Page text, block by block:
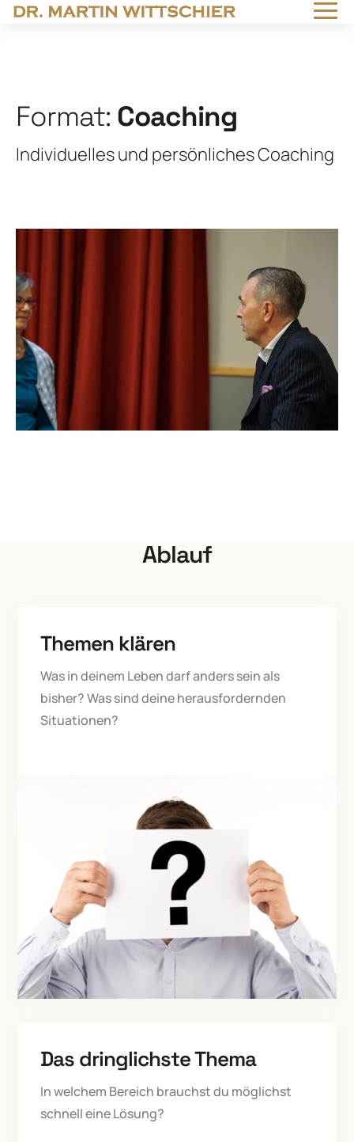
Format: Coaching
Individuelles und persönliches Coaching
Ablauf
Themen klären
Was in deinem Leben darf anders sein als
bisher? Was sind deine herausfordernden
Situationen?
Das dringlichste Thema
In welchem Bereich brauchst du möglichst
schnell eine Lösung?